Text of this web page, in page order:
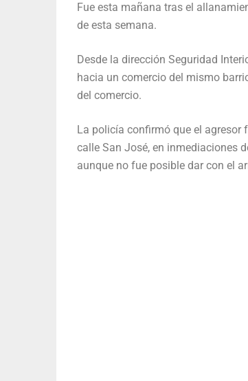
Fue esta mañana tras el
de esta semana.
Desde la dirección Seguridad
hacia un comercio del mismo
del comercio.
La policía confirmó que el agresor
calle San José, en inmediaciones
aunque no fue posible dar con el